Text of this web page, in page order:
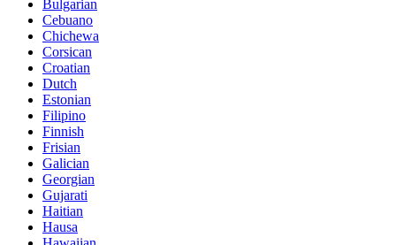
Bulgarian
Cebuano
Chichewa
Corsican
Croatian
Dutch
Estonian
Filipino
Finnish
Frisian
Galician
Georgian
Gujarati
Haitian
Hausa